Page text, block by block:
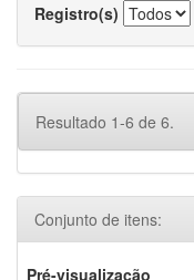
Registro(s)
Resultado 1-6 de 6.
Conjunto de itens:
Pré-visualização